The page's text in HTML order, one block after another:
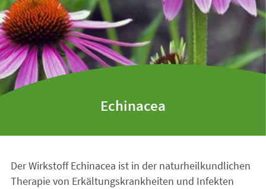
Echinacea
Der Wirkstoff Echinacea ist in der naturheilkundlichen
Therapie von Erkältungskrankheiten und Infekten